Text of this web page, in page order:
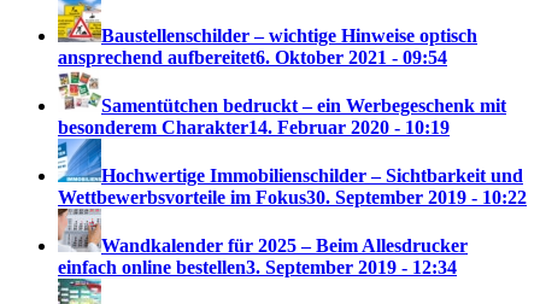
Baustellenschilder – wichtige Hinweise optisch
ansprechend aufbereitet6. Oktober 2021 - 09:54
Samentütchen bedruckt – ein Werbegeschenk mit
besonderem Charakter14. Februar 2020 - 10:19
Hochwertige Immobilienschilder – Sichtbarkeit und
Wettbewerbsvorteile im Fokus30. September 2019 - 10:22
Wandkalender für 2025 – Beim Allesdrucker
einfach online bestellen3. September 2019 - 12:34